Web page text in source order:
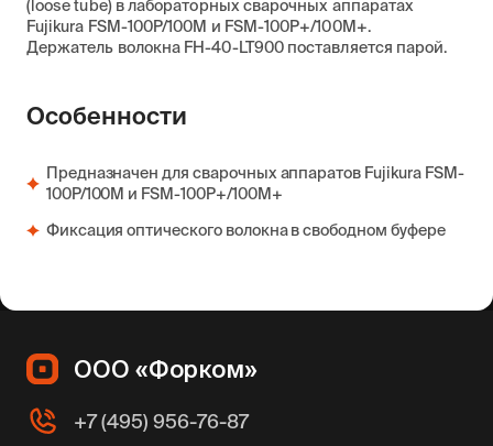
(loose tube) в лабораторных сварочных аппаратах
Fujikura FSM-100P/100M и FSM-100P+/100M+.
Держатель волокна FH-40-LT900 поставляется парой.
Особенности
Предназначен для сварочных аппаратов Fujikura FSM-
100P/100M и FSM-100P+/100M+
Фиксация оптического волокна в свободном буфере
ООО «Форком»
+7 (495) 956-76-87